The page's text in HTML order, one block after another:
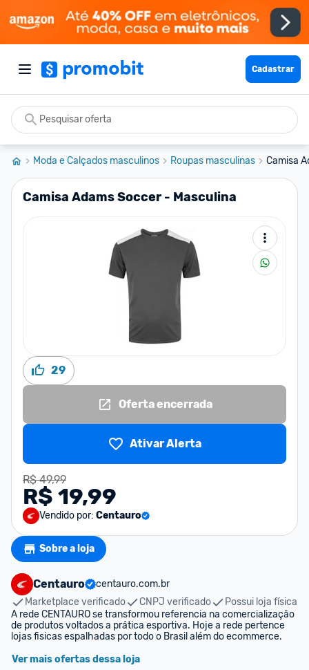
Cadastrar
Moda e Calçados masculinos Roupas masculinas Camisa
Camisa Adams Soccer - Masculina
29
Oferta encerrada
Ativar Alerta
R$ 49,99
R$ 19,99
Vendido por: Centauro
Sobre a loja
Centauro
centauro.com.br
Marketplace verificado
CNPJ verificado
Possui loja física
A rede CENTAURO se transformou referencia na comercialização
de produtos voltados a prática esportiva. Hoje a rede pertence
lojas fisicas espalhadas por todo o Brasil além do ecommerce.
Ver mais ofertas dessa loja